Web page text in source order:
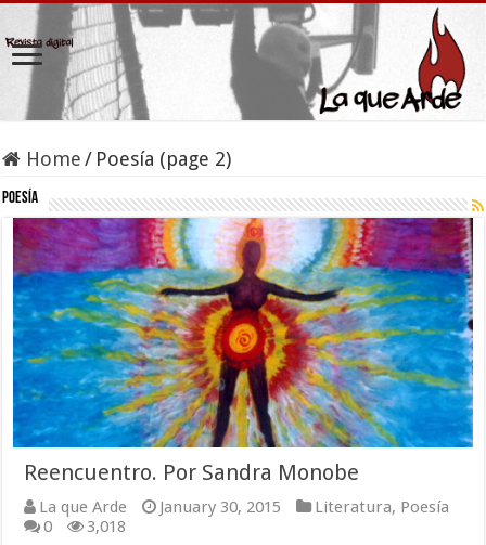
Home / Poesía (page 2)
Poesía
Reencuentro. Por Sandra Monobe
La que Arde January 30, 2015 Literatura, Poesía
0
3,018